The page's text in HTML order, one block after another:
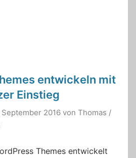
entwickeln mit
Einstieg
September 2016 von Thomas /
Themes entwickelt